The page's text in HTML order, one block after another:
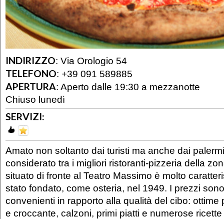
INDIRIZZO: Via Orologio 54
TELEFONO: +39 091 589885
APERTURA: Aperto dalle 19:30 a mezzanotte
Chiuso lunedì
SERVIZI:
Amato non soltanto dai turisti ma anche dai
considerato tra i migliori ristoranti-pizzeria della
situato di fronte al Teatro Massimo è molto
stato fondato, come osteria, nel 1949. I prezzi
convenienti in rapporto alla qualità del cibo: ottime
e croccante, calzoni, primi piatti e numerose